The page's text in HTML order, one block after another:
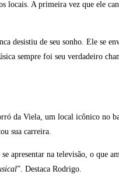
locais. A primeira vez que ele
desistiu de seu sonho. Ele se
sempre foi seu verdadeiro
da Viela, um local icônico
sua carreira.
apresentar na televisão, o que
”. Destaca Rodrigo.